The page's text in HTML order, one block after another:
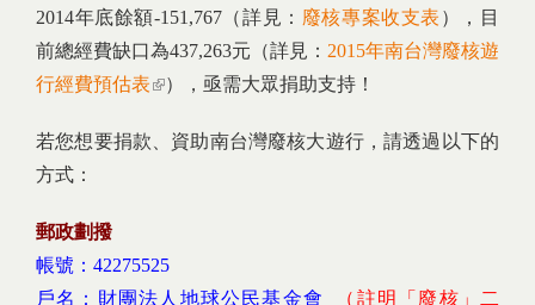
2014年底餘額-151,767（詳見： 廢核專案收支表 ）
，目
前總經費缺口為437,263元（詳見： 2015年南台灣廢核遊
行經費預估表(link is external)
），亟需大眾捐助支持！
若您想要捐款、資助南台灣廢核大遊行，請透過以下的
方式：
郵政劃撥
帳號：42275525
戶名：財團法人地球公民基金會
（註明「廢核」二